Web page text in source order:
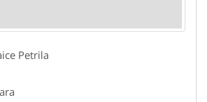
Petrila